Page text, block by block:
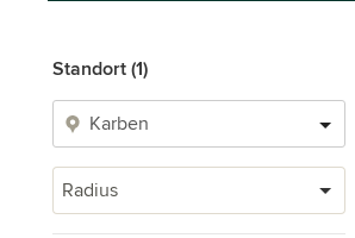
Standort (1)
Radius